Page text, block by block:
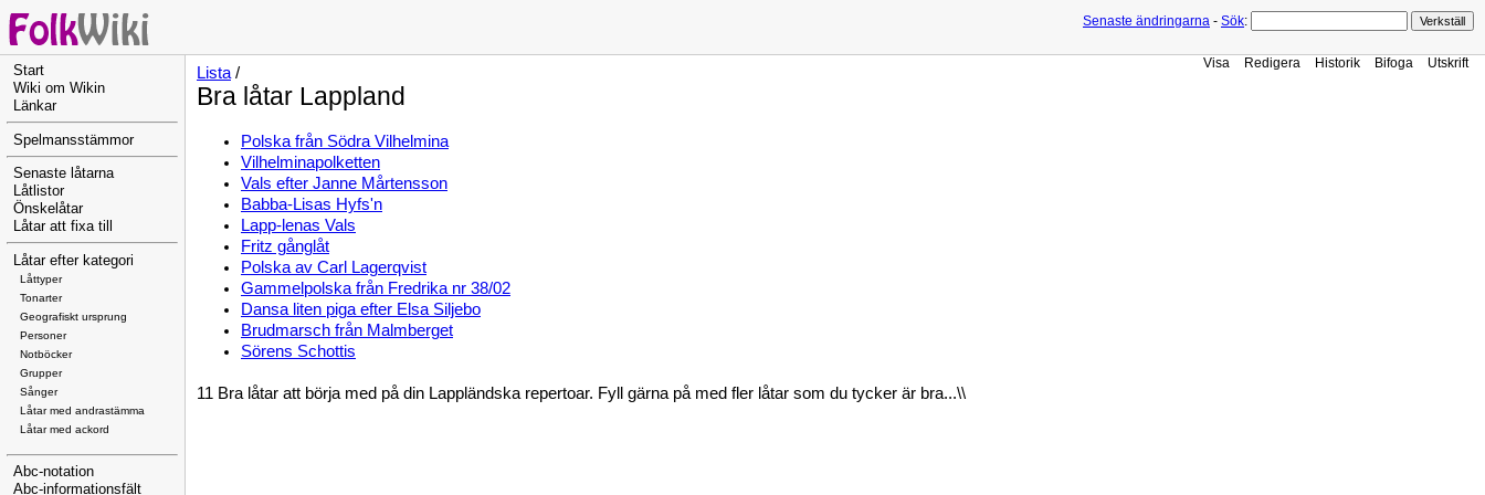
Senaste ändringarna - Sök:
Start
Wiki om Wikin
Länkar
Spelmansstämmor
Senaste låtarna
Låtlistor
Önskelåtar
Låtar att fixa till
Låtar efter kategori
Låttyper
Tonarter
Geografiskt ursprung
Personer
Notböcker
Grupper
Sånger
Låtar med andrastämma
Låtar med ackord
Abc-notation
Abc-informationsfält
Visa Redigera Historik Bifoga Utskrift
Lista /
Bra låtar Lappland
Polska från Södra Vilhelmina
Vilhelminapolketten
Vals efter Janne Mårtensson
Babba-Lisas Hyfs'n
Lapp-lenas Vals
Fritz gånglåt
Polska av Carl Lagerqvist
Gammelpolska från Fredrika nr 38/02
Dansa liten piga efter Elsa Siljebo
Brudmarsch från Malmberget
Sörens Schottis
11 Bra låtar att börja med på din Lappländska repertoar. Fyll gärna på med fler låtar som du tycker är bra...\\